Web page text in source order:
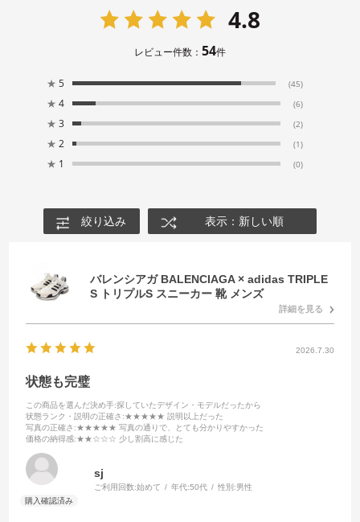
4.8
レビュー件数： 54件
★ 5 (45)
★ 4 (6)
★ 3 (2)
★ 2 (1)
★ 1 (0)
絞り込み 表示：新しい順
バレンシアガ BALENCIAGA × adidas TRIPLE
S トリプルS スニーカー 靴 メンズ
詳細を見る
2026.7.30
状態も完璧
この商品を選んだ決め手:探していたデザイン・モデルだったから
状態ランク・説明の正確さ :★★★★★ 説明以上だった
写真の正確さ :★★★★★ 写真の通りで、とても分かりやすかった
価格の納得感:★★☆☆☆ 少し割高に感じた
sj
ご利用回数:始めて 年代:50代 性別:男性